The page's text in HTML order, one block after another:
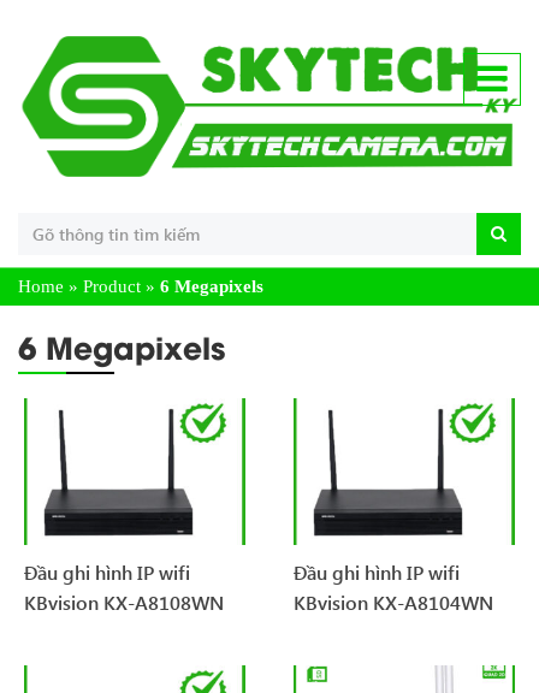
Home » Product » 6 Megapixels
6 Megapixels
Đầu ghi hình IP wifi
KBvision KX-A8108WN
Đầu ghi hình IP wifi
KBvision KX-A8104WN